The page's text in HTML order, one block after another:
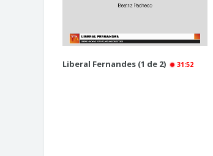
Liberal Fernandes (1 de 2) 31:52